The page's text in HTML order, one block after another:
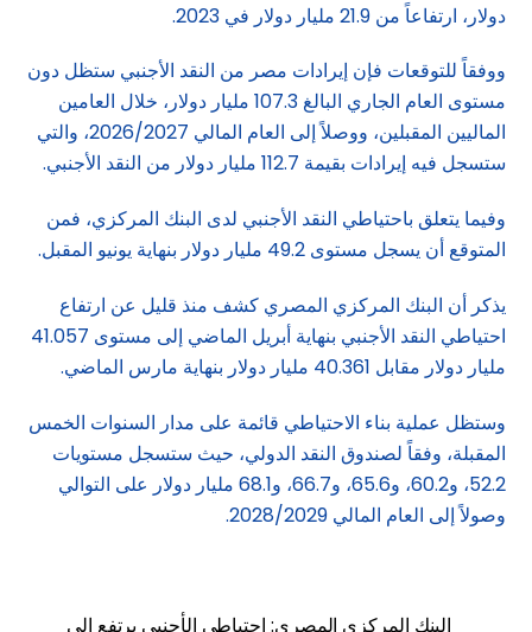
دولار، ارتفاعاً من 21.9 مليار دولار في 2023.
ووفقاً للتوقعات فإن إيرادات مصر من النقد الأجنبي ستظل دون
مستوى العام الجاري البالغ 107.3 مليار دولار، خلال العامين
الماليين المقبلين، ووصلاً إلى العام المالي 2026/2027، والتي
ستسجل فيه إيرادات بقيمة 112.7 مليار دولار من النقد الأجنبي.
وفيما يتعلق باحتياطي النقد الأجنبي لدى البنك المركزي، فمن
المتوقع أن يسجل مستوى 49.2 مليار دولار بنهاية يونيو المقبل.
يذكر أن البنك المركزي المصري كشف منذ قليل عن ارتفاع
احتياطي النقد الأجنبي بنهاية أبريل الماضي إلى مستوى 41.057
مليار دولار مقابل 40.361 مليار دولار بنهاية مارس الماضي.
وستظل عملية بناء الاحتياطي قائمة على مدار السنوات الخمس
المقبلة، وفقاً لصندوق النقد الدولي، حيث ستسجل مستويات
52.2، و60.2، و65.6، و66.7، و68.1 مليار دولار على التوالي
وصولاً إلى العام المالي 2028/2029.
البنك المركزي المصري: احتياطي الأجنبي يرتفع إلى